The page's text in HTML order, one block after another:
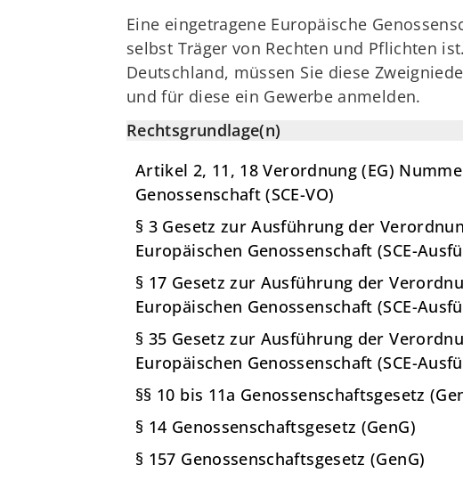
Eine eingetragene Europäische
selbst Träger von Rechten und Pflichten
Deutschland, müssen Sie diese
und für diese ein Gewerbe anmelden.
Rechtsgrundlage(n)
Artikel 2, 11, 18 Verordnung (EG)
Genossenschaft (SCE-VO)
§ 3 Gesetz zur Ausführung der
Europäischen Genossenschaft (SCE-
§ 17 Gesetz zur Ausführung der
Europäischen Genossenschaft (SCE-
§ 35 Gesetz zur Ausführung der
Europäischen Genossenschaft (SCE-
§§ 10 bis 11a Genossenschaftsgesetz
§ 14 Genossenschaftsgesetz (GenG)
§ 157 Genossenschaftsgesetz (GenG)